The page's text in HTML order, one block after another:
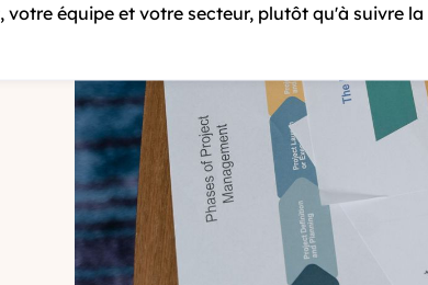
votre équipe et votre secteur, plutôt qu'à suivre la